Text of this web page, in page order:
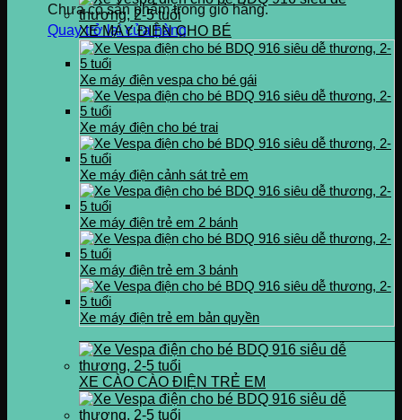
Chưa có sản phẩm trong giỏ hàng.
Quay trở lại cửa hàng
XE MÁY ĐIỆN CHO BÉ
Xe máy điện vespa cho bé gái
Xe máy điện cho bé trai
Xe máy điện cảnh sát trẻ em
Xe máy điện trẻ em 2 bánh
Xe máy điện trẻ em 3 bánh
Xe máy điện trẻ em bản quyền
XE CÀO CÀO ĐIỆN TRẺ EM